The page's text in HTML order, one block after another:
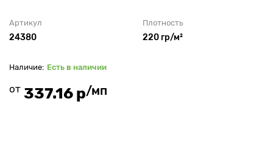
Артикул
24380
Плотность
220 гр/м²
Есть в наличии
от 337.16 р/мп